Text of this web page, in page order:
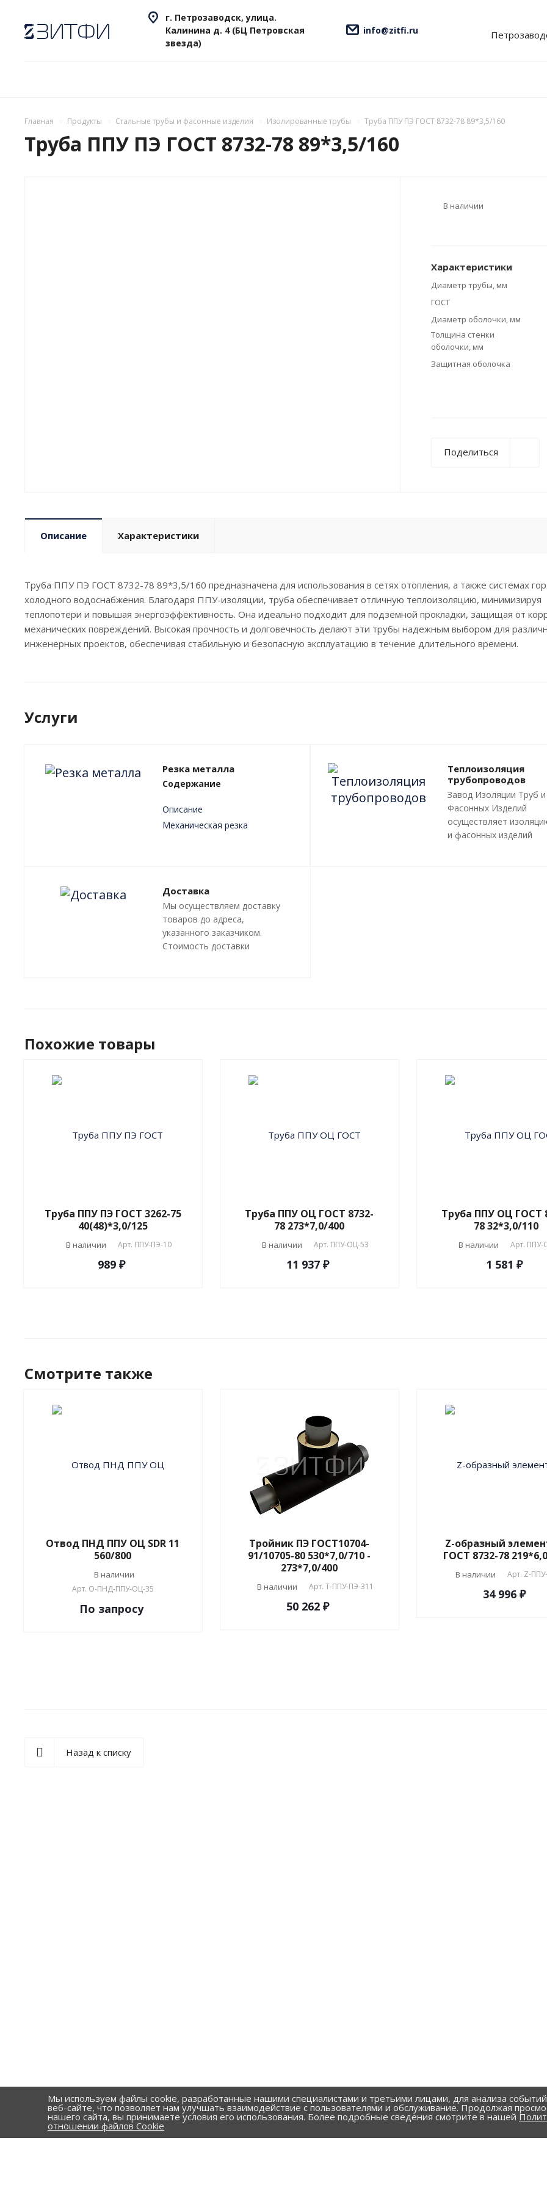
info@zitfi.ru
г. Петрозаводск, улица.
Калинина д. 4 (БЦ Петровская
звезда)
Главная Продукты Стальные трубы и фасонные изделия Изолированные трубы Труба ППУ ПЭ ГОСТ 8732-78 89*3,5/160
Труба ППУ ПЭ ГОСТ 8732-78 89*3,5/160
В наличии
Характеристики
Диаметр трубы, мм
ГОСТ
Диаметр оболочки, мм
Толщина стенки
оболочки, мм
Защитная оболочка
Поделиться
Описание Характеристики
Труба ППУ ПЭ ГОСТ 8732-78 89*3,5/160 предназначена для использования в сетях отопления, а также системах
холодного водоснабжения. Благодаря ППУ-изоляции, труба обеспечивает отличную теплоизоляцию, минимизируя
теплопотери и повышая энергоэффективность. Она идеально подходит для подземной прокладки, защищая от
механических повреждений. Высокая прочность и долговечность делают эти трубы надежным выбором для
инженерных проектов, обеспечивая стабильную и безопасную эксплуатацию в течение длительного времени.
Услуги
Резка металла
Содержание
Описание
Механическая резка
Теплоизоляция
трубопроводов
Завод Изоляции Труб и
Фасонных Изделий
осуществляет
и фасонных изделий
Доставка
Мы осуществляем доставку
товаров до адреса,
указанного заказчиком.
Стоимость доставки
Похожие товары
Труба ППУ ПЭ ГОСТ 3262-75
40(48)*3,0/125
В наличии Арт. ППУ-ПЭ-10
989 ₽
Труба ППУ ОЦ ГОСТ 8732-
78 273*7,0/400
В наличии Арт. ППУ-ОЦ-53
11 937 ₽
Труба ППУ ОЦ ГОСТ
78 32*3,0/110
В наличии Арт. ППУ-
1 581 ₽
Смотрите также
Отвод ПНД ППУ ОЦ SDR 11
560/800
В наличии
Арт. О-ПНД-ППУ-ОЦ-35
По запросу
Тройник ПЭ ГОСТ10704-
91/10705-80 530*7,0/710 -
273*7,0/400
В наличии Арт.T-ППУ-ПЭ-311
50 262 ₽
Z-образный
ГОСТ 8732-78
В наличии Арт. Z-
34 996 ₽
Назад к списку
Мы используем файлы cookie, разработанные нашими специалистами и третьими лицами, для анализа
веб-сайте, что позволяет нам улучшать взаимодействие с пользователями и обслуживание. Продолжая
нашего сайта, вы принимаете условия его использования. Более подробные сведения смотрите в нашей
отношении файлов Cookie